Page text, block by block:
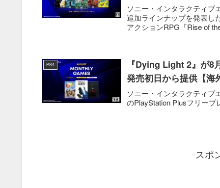
ソニー・インタラクティブ
追加ラインナップを発表し
アクションRPG『Rise of
PS4
『Dying Light 2』が
発売初日から提供【海
ソニー・インタラクティブ
のPlayStation Plusフリープ
スポ